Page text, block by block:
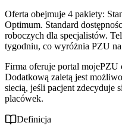
Oferta obejmuje 4 pakiety:
Optimum. Standard
roboczych dla specjalistów.
tygodniu, co wyróżnia PZU
Firma oferuje portal mojePZU
Dodatkową zaletą jest
siecią, jeśli pacjent zdecyduje
placówek.
Definicja